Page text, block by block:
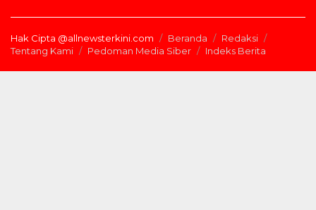
Hak Cipta @allnewsterkini.com Beranda
Redaksi
Tentang Kami
Pedoman Media Siber Indeks Berita